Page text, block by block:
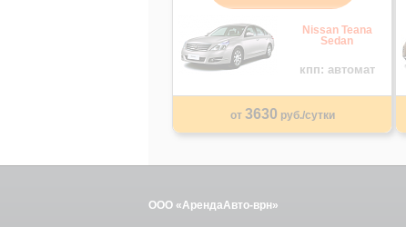
Nissan Teana
Sedan
кпп: автомат
от 3630 руб./сутки
ООО «АрендаАвто-врн»